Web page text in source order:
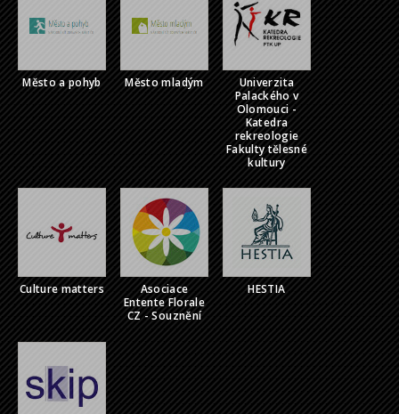
Město a pohyb Město mladým
Univerzita
Palackého v
Olomouci -
Katedra
rekreologie
Fakulty tělesné
kultury
Culture matters
Asociace
Entente Florale
CZ - Souznění
HESTIA